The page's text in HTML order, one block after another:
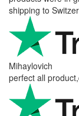
shipping to
Mihaylovich
perfect all